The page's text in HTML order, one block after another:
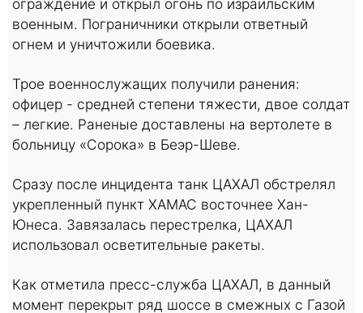
ограждение и открыл огонь по израильским
военным. Пограничники открыли ответный
огнем и уничтожили боевика.
Трое военнослужащих получили ранения:
офицер - средней степени тяжести, двое солдат
– легкие. Раненые доставлены на вертолете в
больницу «Сорока» в Беэр-Шеве.
Сразу после инцидента танк ЦАХАЛ обстрелял
укрепленный пункт ХАМАС восточнее Хан-
Юнеса. Завязалась перестрелка, ЦАХАЛ
использовал осветительные ракеты.
Как отметила пресс-служба ЦАХАЛ, в данный
момент перекрыт ряд шоссе в смежных с Газой